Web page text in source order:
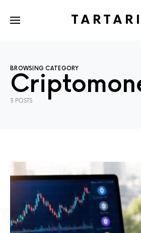
BROWSING CATEGORY
3 POSTS